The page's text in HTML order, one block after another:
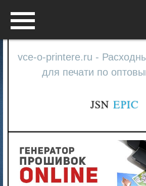
vce-o-printere.ru -
для печати по